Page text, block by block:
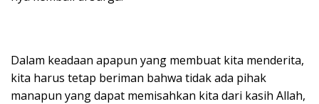
Dalam keadaan apapun yang membuat kita menderita,
kita harus tetap beriman bahwa tidak ada pihak
manapun yang dapat memisahkan kita dari kasih Allah,